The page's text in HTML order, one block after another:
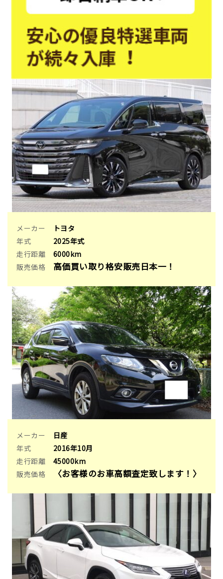
メーカー
トヨタ
年式
2025年式
走行距離
6000km
販売価格
高価買い取り格安販売日本一！
メーカー
日産
年式
2016年10月
走行距離
45000km
販売価格
〈お客様のお車高額査定致します！〉